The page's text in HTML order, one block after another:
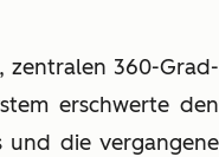
zentralen 360-Grad-
erschwerte den
und die vergangene